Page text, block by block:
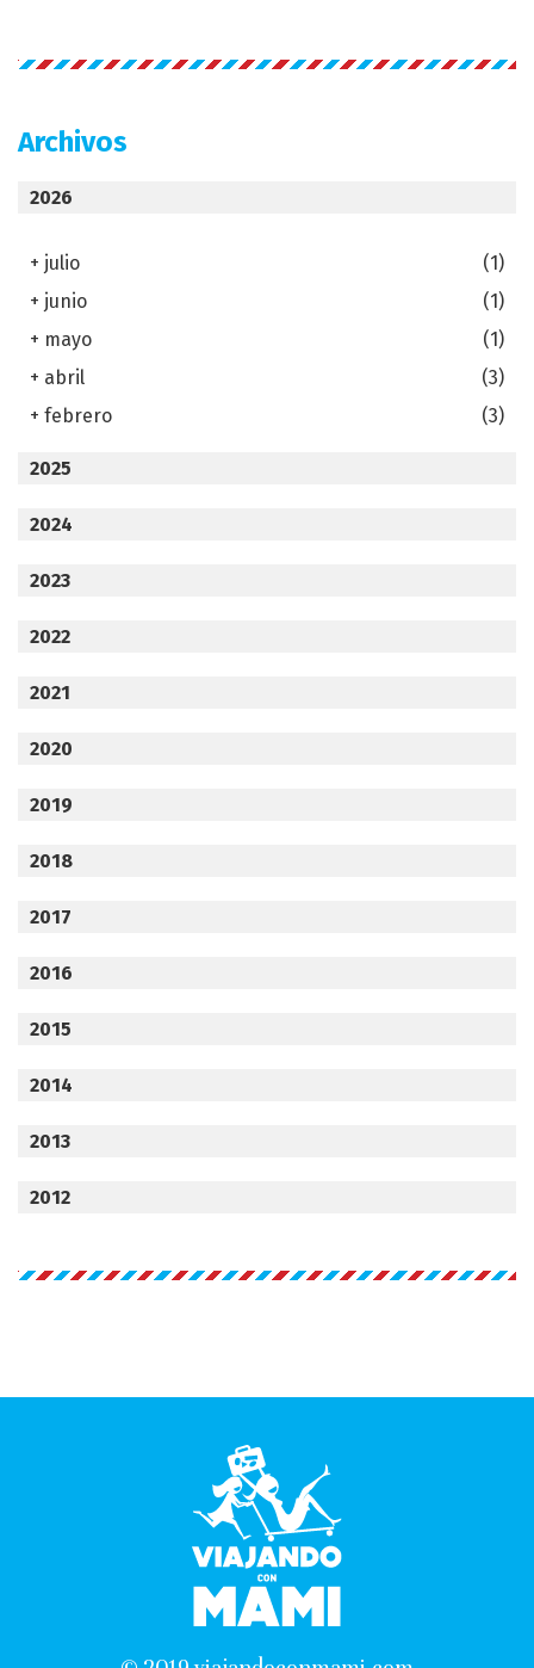
Archivos
2026
+ julio
(1)
+ junio
(1)
+ mayo
(1)
+ abril
(3)
+ febrero (3)
2025
2024
2023
2022
2021
2020
2019
2018
2017
2016
2015
2014
2013
2012